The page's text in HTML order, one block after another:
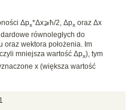
Δpx*Δx⩾ħ/2, Δpx oraz Δx
równoległych do
oraz wektora położenia. Im
mniejsza wartość Δpx), tym
x (większa wartość